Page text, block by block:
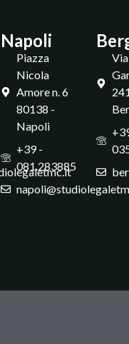
Napoli
Piazza
Nicola
Amore n. 6
80138 -
Napoli
+39 -
081.283885